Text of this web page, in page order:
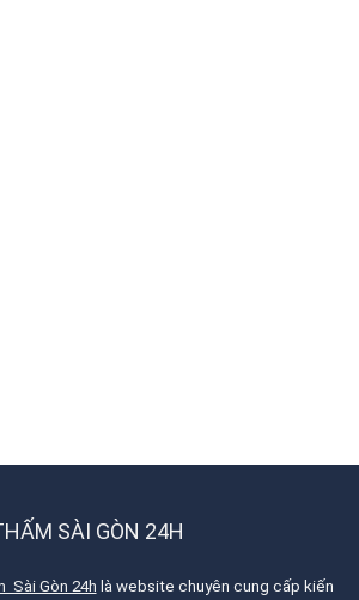
SÀI GÒN 24H
Sài Gòn 24h là website chuyên cung cấp kiến